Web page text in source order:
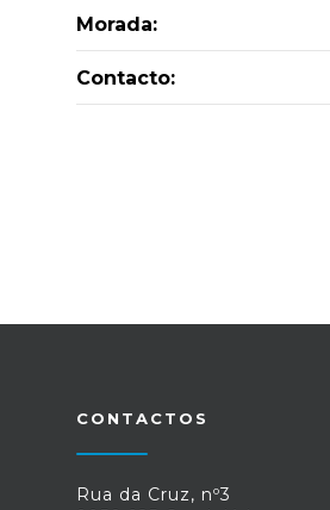
Morada:
Contacto:
CONTACTOS
Rua da Cruz, nº3